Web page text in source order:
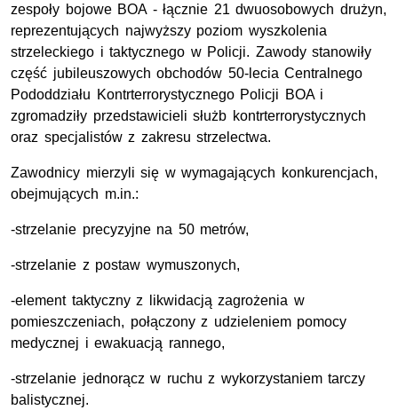
zespoły bojowe BOA - łącznie 21 dwuosobowych drużyn,
reprezentujących najwyższy poziom wyszkolenia
strzeleckiego i taktycznego w Policji. Zawody stanowiły
część jubileuszowych obchodów 50-lecia Centralnego
Pododdziału Kontrterrorystycznego Policji BOA i
zgromadziły przedstawicieli służb kontrterrorystycznych
oraz specjalistów z zakresu strzelectwa.
Zawodnicy mierzyli się w wymagających konkurencjach,
obejmujących m.in.:
-strzelanie precyzyjne na 50 metrów,
-strzelanie z postaw wymuszonych,
-element taktyczny z likwidacją zagrożenia w
pomieszczeniach, połączony z udzieleniem pomocy
medycznej i ewakuacją rannego,
-strzelanie jednorącz w ruchu z wykorzystaniem tarczy
balistycznej.